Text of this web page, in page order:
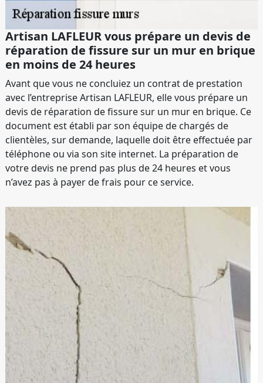
Artisan LAFLEUR vous prépare un devis de
réparation de fissure sur un mur en brique
en moins de 24 heures
Avant que vous ne concluiez un contrat de prestation
avec l’entreprise Artisan LAFLEUR, elle vous prépare un
devis de réparation de fissure sur un mur en brique. Ce
document est établi par son équipe de chargés de
clientèles, sur demande, laquelle doit être effectuée par
téléphone ou via son site internet. La préparation de
votre devis ne prend pas plus de 24 heures et vous
n’avez pas à payer de frais pour ce service.